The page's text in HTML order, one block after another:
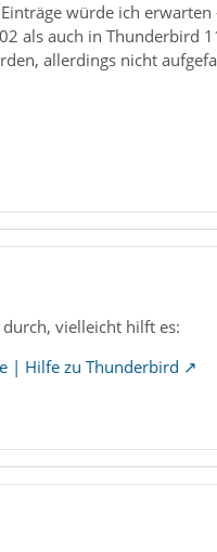
Einträge würde ich
als auch in Thunderbird
allerdings nicht
vielleicht hilft es:
| Hilfe zu Thunderbird